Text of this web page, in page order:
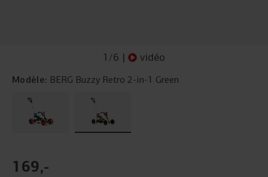
1 /6 | vidéo
Modèle: BERG Buzzy Retro 2-in-1 Green
169,-